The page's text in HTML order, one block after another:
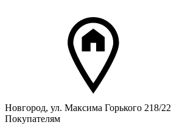
Новгород, ул. Максима Горького 218/22
Покупателям